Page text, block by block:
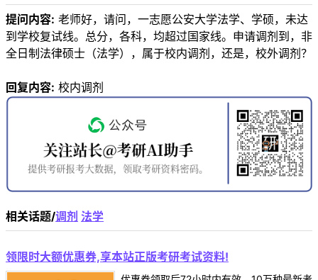
提问内容: 老师好，请问，一志愿公安大学法学、学硕，未达
到学校复试线。总分，各科，均超过国家线。申请调剂到，非
全日制法律硕士（法学），属于校内调剂，还是，校外调剂？
回复内容: 校内调剂
相关话题/调剂 法学
领限时大额优惠券,享本站正版考研考试资料!